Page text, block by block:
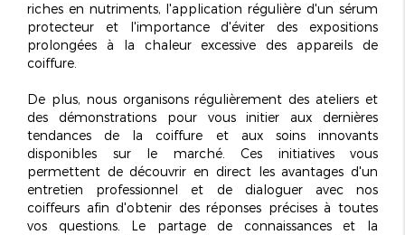
riches en nutriments, l'application régulière d'un sérum
protecteur et l'importance d'éviter des expositions
prolongées à la chaleur excessive des appareils de
coiffure.
De plus, nous organisons régulièrement des ateliers et
des démonstrations pour vous initier aux dernières
tendances de la coiffure et aux soins innovants
disponibles sur le marché. Ces initiatives vous
permettent de découvrir en direct les avantages d'un
entretien professionnel et de dialoguer avec nos
coiffeurs afin d'obtenir des réponses précises à toutes
vos questions. Le partage de connaissanceset la